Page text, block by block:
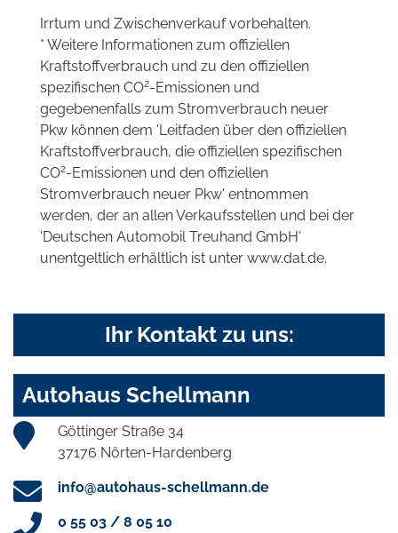
Irrtum und Zwischenverkauf vorbehalten.
* Weitere Informationen zum offiziellen
Kraftstoffverbrauch und zu den offiziellen
spezifischen CO2-Emissionen und
gegebenenfalls zum Stromverbrauch neuer
Pkw können dem 'Leitfaden über den offiziellen
Kraftstoffverbrauch, die offiziellen spezifischen
CO2-Emissionen und den offiziellen
Stromverbrauch neuer Pkw' entnommen
werden, der an allen Verkaufsstellen und bei der
'Deutschen Automobil Treuhand GmbH'
unentgeltlich erhältlich ist unter www.dat.de.
Ihr Kontakt zu uns:
Autohaus Schellmann
Göttinger Straße 34
37176 Nörten-Hardenberg
info@autohaus-schellmann.de
0 55 03 / 8 05 10